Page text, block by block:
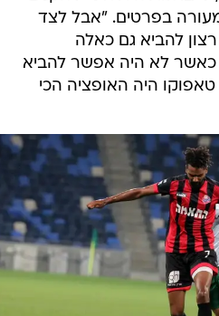
בפרטים. "אבל לצד
להביא גם כאלה
כאשר לא היה אפשר להביא
היה האופציה הכי